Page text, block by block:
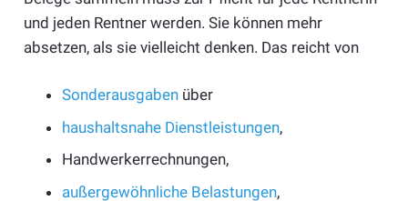
und jeden Rentner werden. Sie können mehr
absetzen, als sie vielleicht denken. Das reicht von
Sonderausgaben über
haushaltsnahe Dienstleistungen,
Handwerkerrechnungen,
außergewöhnliche Belastungen,